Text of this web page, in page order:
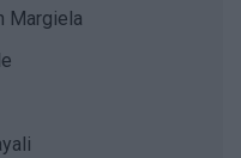
Margiela